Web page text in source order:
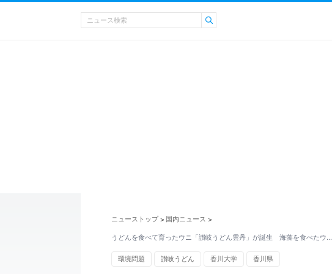
ニューストップ > 国内ニュース >
うどんを食べて育ったウニ「讃岐うどん雲丹」が誕生 海藻を食べたウ…
環境問題 讃岐うどん 香川大学 香川県